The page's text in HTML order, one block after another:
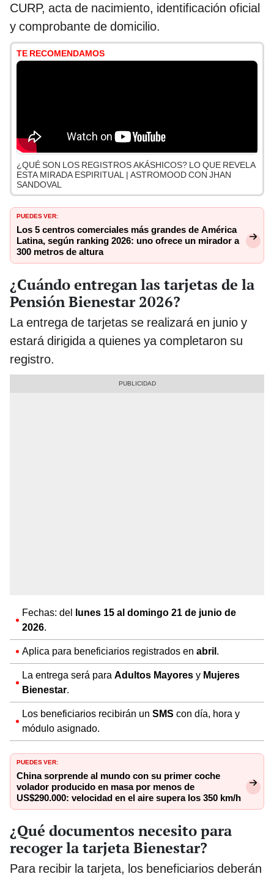
CURP, acta de nacimiento, identificación oficial
y comprobante de domicilio.
TE RECOMENDAMOS
¿QUÉ SON LOS REGISTROS AKÁSHICOS? LO QUE REVELA
ESTA MIRADA ESPIRITUAL | ASTROMOOD CON JHAN
SANDOVAL
PUEDES VER:
Los 5 centros comerciales más grandes de América
Latina, según ranking 2026: uno ofrece un mirador a
300 metros de altura
¿Cuándo entregan las tarjetas de la
Pensión Bienestar 2026?
La entrega de tarjetas se realizará en junio y
estará dirigida a quienes ya completaron su
registro.
Fechas: del lunes 15 al domingo 21 de junio de
2026.
Aplica para beneficiarios registrados en abril.
La entrega será para Adultos Mayores y Mujeres
Bienestar.
Los beneficiarios recibirán un SMS con día, hora y
módulo asignado.
PUEDES VER:
China sorprende al mundo con su primer coche
volador producido en masa por menos de
US$290.000: velocidad en el aire supera los 350 km/h
¿Qué documentos necesito para
recoger la tarjeta Bienestar?
Para recibir la tarjeta, los beneficiarios deberán